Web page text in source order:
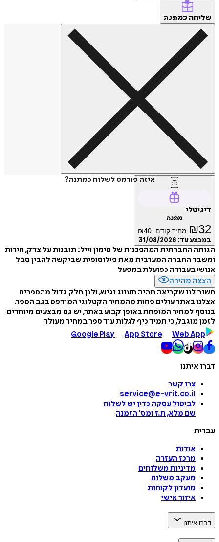
שליחה כמתנה
איזה פורמט לשלוח כמתנה?
דיגיטלי
מתנה
₪32 מחיר קודם: ₪40
במבצע עד: 31/08/2026
הגותה החברתית המהפכנית של סימון וייל: תובנות על צדק, חירות
ומשבר החברה המערבית מאת פילוסופית שביקשה להבין סבל
אנושי בעבודה כפועלת במפעל
הצצה מהירה
חשוב לנו שקריאה תהיה תענוג נגיש, ולכן חלק גדול מהספרים
אצלנו באתר עולים פחות מהמחיר הקטלוגי המודפס בגב הספר.
בנוסף למחיר המופחת באופן קבוע באתר, יש גם מבצעים מיוחדים
לזמן מוגבל, כי תמיד כיף לגלות עוד ספר במחיר מעולה
Google Play
App Store Web App
דברו איתנו
צרו קשר
service@e-vrit.co.il
לביטול עסקה כדין יש לשלוח
שם מלא, ת.ז ומס' הזמנה
עברית
אודות
מרכז העזרה
מדיניות משלוחים
מעקב משלוח
מועדון לקוחות
איזור אישי
דברו איתנו